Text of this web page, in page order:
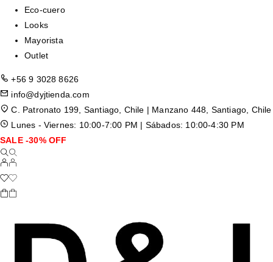
Eco-cuero
Looks
Mayorista
Outlet
+56 9 3028 8626
info@dyjtienda.com
C. Patronato 199, Santiago, Chile | Manzano 448, Santiago, Chile
Lunes - Viernes: 10:00-7:00 PM | Sábados: 10:00-4:30 PM
SALE -30% OFF